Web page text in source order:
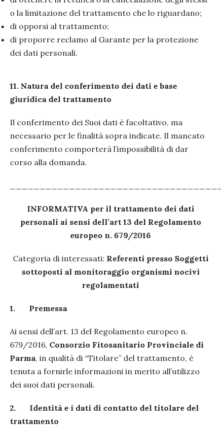
o la limitazione del trattamento che lo riguardano;
di opporsi al trattamento;
di proporre reclamo al Garante per la protezione
dei dati personali.
11. Natura del conferimento dei dati e base
giuridica del trattamento
Il conferimento dei Suoi dati è facoltativo, ma
necessario per le finalità sopra indicate. Il mancato
conferimento comporterà l’impossibilità di dar
corso alla domanda.
INFORMATIVA per il trattamento dei dati
personali ai sensi dell’art 13 del Regolamento
europeo n. 679/2016
Categoria di interessati: Referenti presso Soggetti
sottoposti al monitoraggio organismi nocivi
regolamentati
1. Premessa
Ai sensi dell’art. 13 del Regolamento europeo n.
679/2016, Consorzio Fitosanitario Provinciale di
Parma, in qualità di “Titolare” del trattamento, è
tenuta a fornirle informazioni in merito all’utilizzo
dei suoi dati personali.
2. Identità e i dati di contatto del titolare del
trattamento
PRECEDENTE